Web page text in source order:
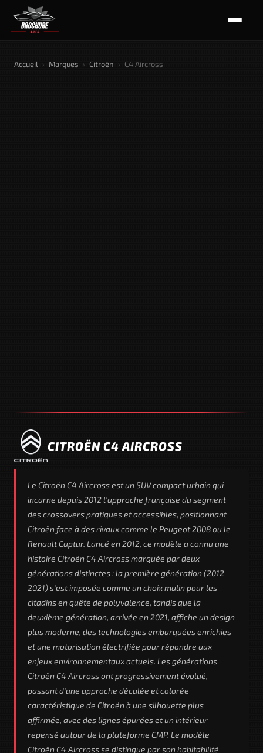
Accueil › Marques › Citroën › C4 Aircross
CITROËN C4 AIRCROSS
Le Citroën C4 Aircross est un SUV compact urbain qui
incarne depuis 2012 l'approche française du segment
des crossovers pratiques et accessibles, positionnant
Citroën face à des rivaux comme le Peugeot 2008 ou le
Renault Captur. Lancé en 2012, ce modèle a connu une
histoire Citroën C4 Aircross marquée par deux
générations distinctes : la première génération (2012-
2021) s'est imposée comme un choix malin pour les
citadins en quête de polyvalence, tandis que la
deuxième génération, arrivée en 2021, affiche un design
plus moderne, des technologies embarquées enrichies
et une motorisation électrifiée pour répondre aux
enjeux environnementaux actuels. Les générations
Citroën C4 Aircross ont progressivement évolué,
passant d'une approche décalée et colorée
caractéristique de Citroën à une silhouette plus
affirmée, avec des lignes épurées et un intérieur
repensé autour de la plateforme CMP. Le modèle
Citroën C4 Aircross se distingue par son habitabilité